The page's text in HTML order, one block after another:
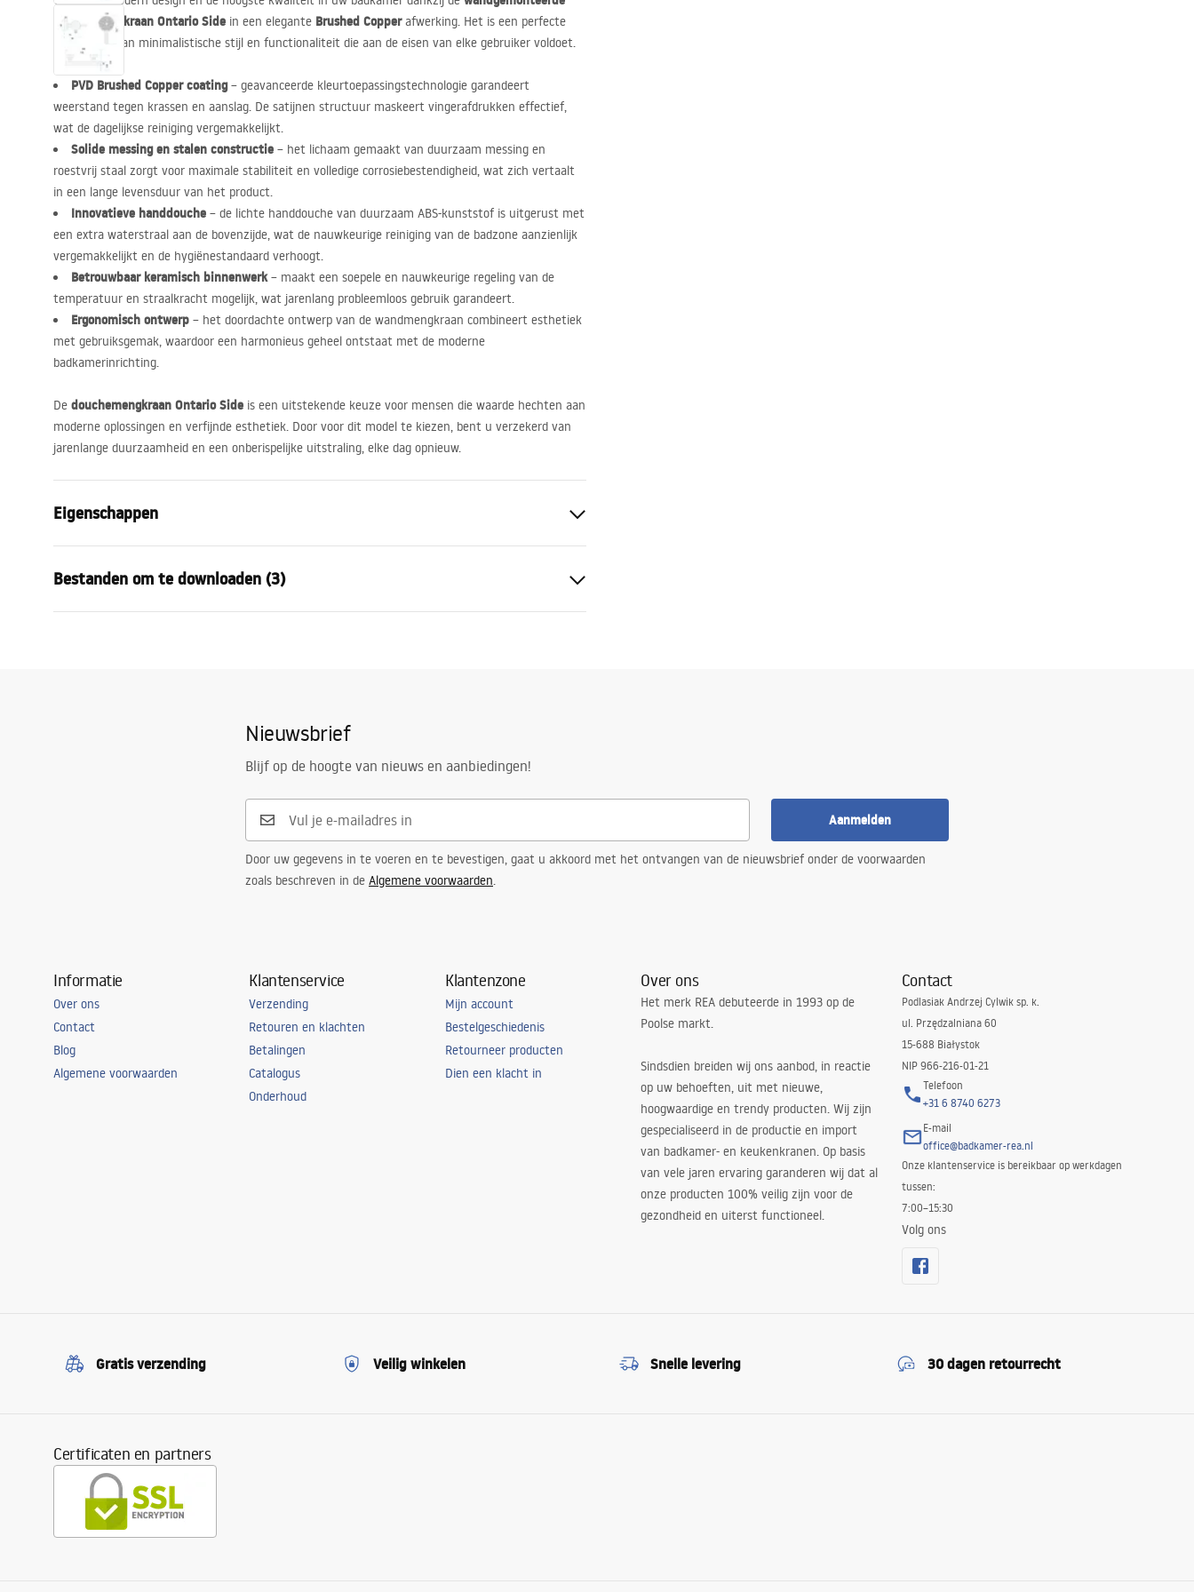
douchemengkraan Ontario Side in een elegante Brushed Copperafwerking. Het is een perfecte
combinatie van minimalistische stijl en functionaliteit die aan de eisen van elke gebruiker voldoet.
PVD Brushed Copper coating– geavanceerde kleurtoepassingstechnologie garandeert
weerstand tegen krassen en aanslag. De satijnen structuur maskeert vingerafdrukken effectief,
wat de dagelijkse reiniging vergemakkelijkt.
Solide messing en stalen constructie – het lichaam gemaakt van duurzaam messing en
roestvrij staal zorgt voor maximale stabiliteit en volledige corrosiebestendigheid, wat zich vertaalt
in een lange levensduur van het product.
Innovatieve handdouche – de lichte handdouche van duurzaam ABS-kunststof is uitgerust met
een extra waterstraal aan de bovenzijde, wat de nauwkeurige reiniging van de badzone aanzienlijk
vergemakkelijkt en de hygiënestandaard verhoogt.
Betrouwbaar keramisch binnenwerk– maakt een soepele en nauwkeurige regeling van de
temperatuur en straalkracht mogelijk, wat jarenlang probleemloos gebruik garandeert.
Ergonomisch ontwerp – het doordachte ontwerp van de wandmengkraan combineert esthetiek
met gebruiksgemak, waardoor een harmonieus geheel ontstaat met de moderne
badkamerinrichting.
De douchemengkraan Ontario Side is een uitstekende keuze voor mensen die waarde hechten aan
moderne oplossingen en verfijnde esthetiek. Door voor dit model te kiezen, bent u verzekerd van
jarenlange duurzaamheid en een onberispelijke uitstraling, elke dag opnieuw.
Eigenschappen
Montagewijze
Kleur
Geborsteld koper
1/2 inch
5 jaar
Bestanden om te downloaden (3)
Nieuwsbrief
Blijf op de hoogte van nieuws en aanbiedingen!
Aanmelden
Door uw gegevens in te voeren en te bevestigen, gaat u akkoord met het ontvangen van de nieuwsbrief onder de voorwaarden
zoals beschreven in de Algemene voorwaarden.
Informatie
Over ons
Contact
Blog
Algemene voorwaarden
Klantenservice
Verzending
Retouren en klachten
Betalingen
Catalogus
Onderhoud
Klantenzone
Mijn account
Bestelgeschiedenis
Retourneer producten
Dien een klacht in
Over ons
Het merk REA debuteerde in 1993 op de
Poolse markt.
Sindsdien breiden wij ons aanbod, in reactie
op uw behoeften, uit met nieuwe,
hoogwaardige en trendy producten. Wij zijn
gespecialiseerd in de productie en import
van badkamer- en keukenkranen. Op basis
van vele jaren ervaring garanderen wij dat al
onze producten 100% veilig zijn voor de
gezondheid en uiterst functioneel.
Contact
Podlasiak Andrzej Cylwik sp. k.
ul. Przędzalniana 60
15-688 Białystok
NIP 966-216-01-21
Telefoon
+31 6 8740 6273
E-mail
office@badkamer-rea.nl
Onze klantenservice is bereikbaar op werkdagen
tussen:
7:00–15:30
Volg ons
Gratis verzending Veilig winkelen Snelle levering 30 dagen retourrecht
Certificaten en partners